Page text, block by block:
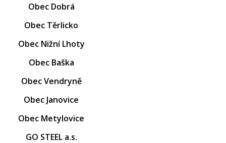
Obec Dobrá
Obec Těrlicko
Obec Nižní Lhoty
Obec Baška
Obec Vendryně
Obec Janovice
Obec Metylovice
GO STEEL a.s.